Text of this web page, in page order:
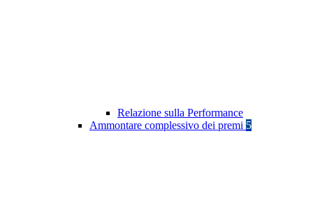
Relazione sulla Performance
Ammontare complessivo dei premi 5